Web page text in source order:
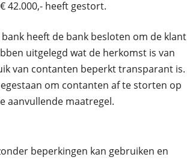
42.000,- heeft gestort.
heeft de bank besloten om de klant
uitgelegd wat de herkomst is van
van contanten beperkt transparant is.
om contanten af te storten op
aanvullende maatregel.
beperkingen kan gebruiken en